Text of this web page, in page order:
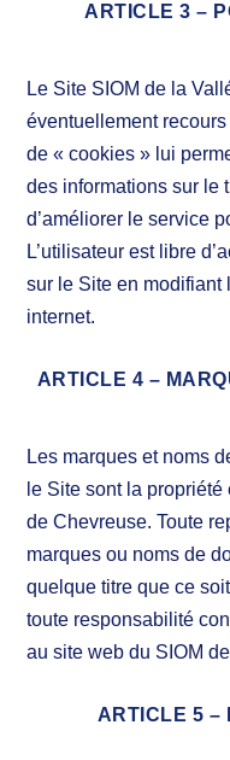
ARTICLE 3 –
Le Site SIOM de la
éventuellement
de « cookies » lui
des informations sur le
d’améliorer le service
L’utilisateur est libre
sur le Site en modifiant
internet.
ARTICLE 4 –
Les marques et noms
le Site sont la
de Chevreuse. Toute
marques ou noms de
quelque titre que ce
toute responsabilité
au site web du SIOM
ARTICLE 5 –